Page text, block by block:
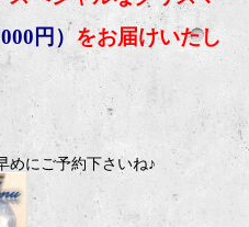
円） をお届けいたし
めにご予約下さいね♪